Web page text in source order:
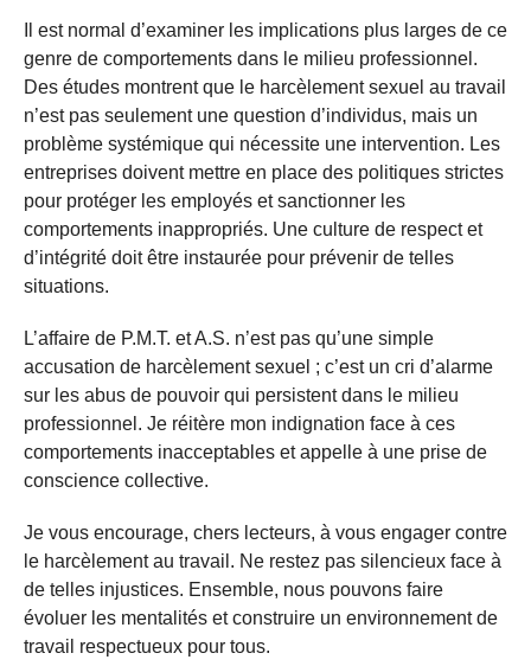
Il est normal d’examiner les implications plus larges de ce
genre de comportements dans le milieu professionnel.
Des études montrent que le harcèlement sexuel au travail
n’est pas seulement une question d’individus, mais un
problème systémique qui nécessite une intervention. Les
entreprises doivent mettre en place des politiques strictes
pour protéger les employés et sanctionner les
comportements inappropriés. Une culture de respect et
d’intégrité doit être instaurée pour prévenir de telles
situations.
L’affaire de P.M.T. et A.S. n’est pas qu’une simple
accusation de harcèlement sexuel ; c’est un cri d’alarme
sur les abus de pouvoir qui persistent dans le milieu
professionnel. Je réitère mon indignation face à ces
comportements inacceptables et appelle à une prise de
conscience collective.
Je vous encourage, chers lecteurs, à vous engager contre
le harcèlement au travail. Ne restez pas silencieux face à
de telles injustices. Ensemble, nous pouvons faire
évoluer les mentalités et construire un environnement de
travail respectueux pour tous.